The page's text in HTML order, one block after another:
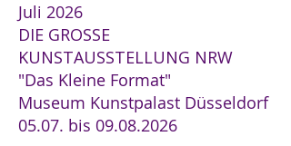
Juli 2026
DIE GROSSE
KUNSTAUSSTELLUNG NRW
"Das Kleine Format"
Museum Kunstpalast Düsseldorf
05.07. bis 09.08.2026